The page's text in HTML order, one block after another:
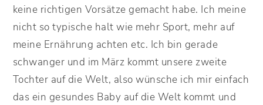
keine richtigen Vorsätze gemacht habe. Ich meine
nicht so typische halt wie mehr Sport, mehr auf
meine Ernährung achten etc. Ich bin gerade
schwanger und im März kommt unsere zweite
Tochter auf die Welt, also wünsche ich mir einfach
das ein gesundes Baby auf die Welt kommt und